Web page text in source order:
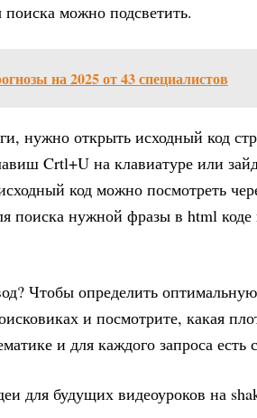
можно подсветить.
на 2025 от 43 специалистов
нужно открыть исходный код
Crtl+U на клавиатуре или
код можно посмотреть
нужной фразы в html коде
Чтобы определить
и посмотрите, какая
и для каждого запроса есть
для будущих видеоуроков на